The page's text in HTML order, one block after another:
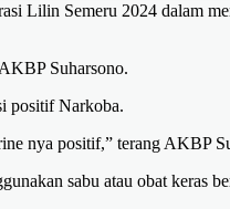
Lilin Semeru 2024 dalam
Suharsono.
positif Narkoba.
nya positif,” terang AKBP
sabu atau obat keras